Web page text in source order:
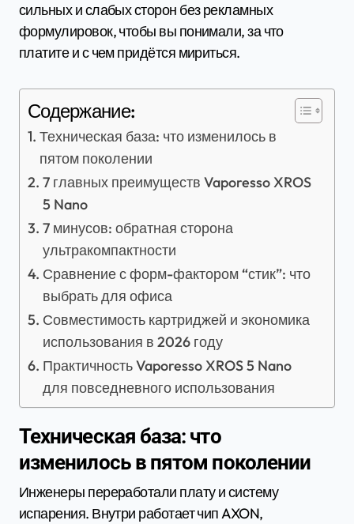
сильных и слабых сторон без рекламных
формулировок, чтобы вы понимали, за что
платите и с чем придётся мириться.
Содержание:
Техническая база: что изменилось в
пятом поколении
7 главных преимуществ Vaporesso XROS
5 Nano
7 минусов: обратная сторона
ультракомпактности
Сравнение с форм-фактором “стик”: что
выбрать для офиса
Совместимость картриджей и экономика
использования в 2026 году
Практичность Vaporesso XROS 5 Nano
для повседневного использования
Техническая база: что
изменилось в пятом поколении
Инженеры переработали плату и систему
испарения. Внутри работает чип AXON,